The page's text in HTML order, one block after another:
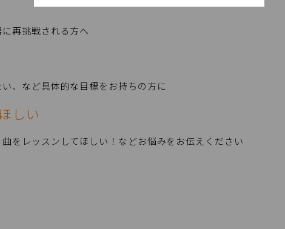
再挑戦される方へ
、など具体的な目標をお持ちの方に
しい
をレッスンしてほしい！などお悩みをお伝えください